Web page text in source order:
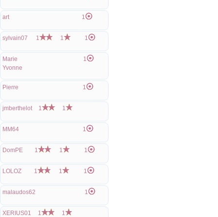
art 1
sylvain07 1 1 1
Marie
Yvonne
1
Pierre 1
jmberthelot 1 1
MM64 1
DomPE 1 1 1
LOLOZ 1 1 1
malaudos62 1
XERIUS01 1 1